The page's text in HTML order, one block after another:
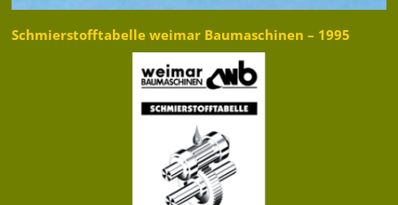
Schmierstofftabelle weimar Baumaschinen – 1995